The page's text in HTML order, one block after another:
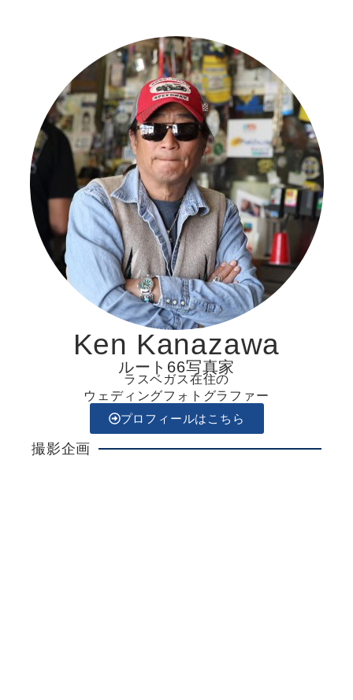
Ken Kanazawa
ルート66写真家
ラスベガス在住の
ウェディングフォトグラファー
プロフィールはこちら
撮影企画